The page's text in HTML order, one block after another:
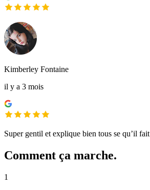
Kimberley Fontaine
il y a 3 mois
Super gentil et explique bien tous se qu’il fait
Comment ça marche.
1